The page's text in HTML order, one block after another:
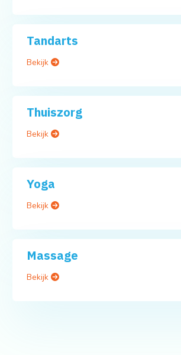
Tandarts
Bekijk
Thuiszorg
Bekijk
Yoga
Bekijk
Massage
Bekijk